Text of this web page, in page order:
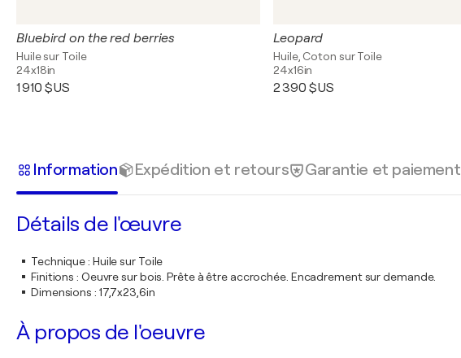
Bluebird on the red berries
Huile sur Toile
24x18in
1 910 $US
Leopard
Huile, Coton sur Toile
24x16in
2 390 $US
Information Expédition et retours Garantie et paiement
Détails de l'œuvre
Technique: Huile sur Toile
Finitions : Oeuvre sur bois. Prête à être accrochée. Encadrement sur demande.
Dimensions : 17,7x23,6in
À propos de l'oeuvre